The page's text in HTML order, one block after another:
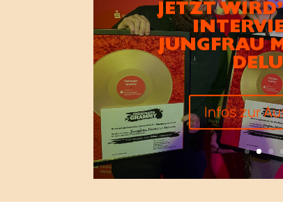
JETZT
JUNGFRAU
Infos zur